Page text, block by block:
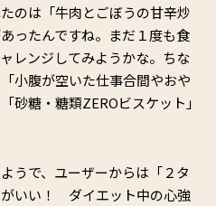
のは「牛肉とごぼうの甘辛炒
ったんですね。まだ１度も食
レンジしてみようかな。ちな
小腹が空いた仕事合間やおや
砂糖・糖類ZEROビスケット」
うで、ユーザーからは「２タ
いい！ ダイエット中の心強